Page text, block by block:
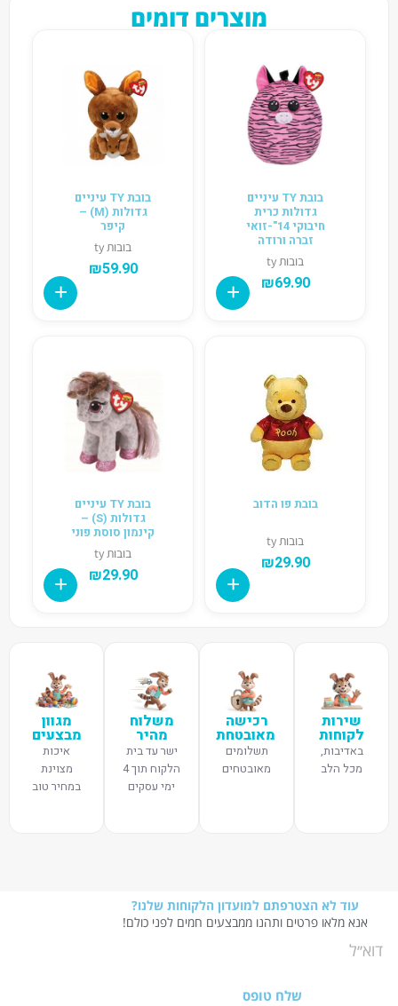
מוצרים דומים
בובת TY עיניים
גדולות כרית
חיבוקי 14"-זואי
זברה ורודה
בובות ty
₪69.90
בובת TY עיניים
גדולות (M) –
קיפר
בובות ty
₪59.90
בובת פו הדוב
בובות ty
₪29.90
בובת TY עיניים
גדולות (S) –
קינמון סוסת פוני
בובות ty
₪29.90
שירות
לקוחות
באדיבות,
מכל הלב
רכישה
מאובטחת
תשלומים
מאובטחים
משלוח
מהיר
ישר עד בית
הלקוח תוך 4
ימי עסקים
מגוון
מבצעים
איכות
מצוינת
במחיר טוב
עוד לא הצטרפתם למועדון הלקוחות שלנו?
אנא מלאו פרטים ותהנו ממבצעים חמים לפני כולם!
שלח טופס